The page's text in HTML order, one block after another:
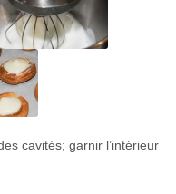
cavités; garnir l’intérieur